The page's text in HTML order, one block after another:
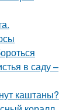
в саду –
каштаны?